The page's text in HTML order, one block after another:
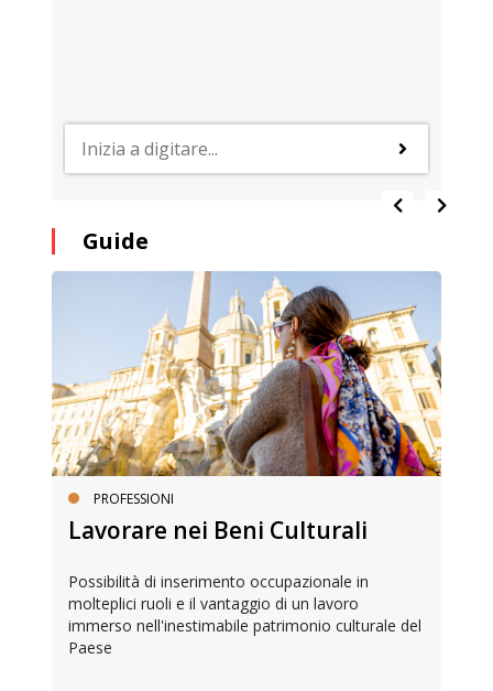
Guide
PROFESSIONI
Lavorare nei Beni Culturali
Possibilità di inserimento occupazionale in
molteplici ruoli e il vantaggio di un lavoro
immerso nell'inestimabile patrimonio culturale del
Paese